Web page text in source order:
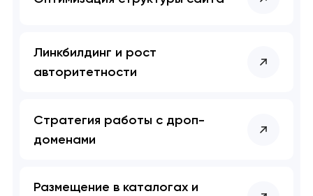
Линкбилдинг и рост
авторитетности
Стратегия работы с дроп-
доменами
Размещение в каталогах и